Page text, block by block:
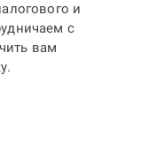
и
с
вам